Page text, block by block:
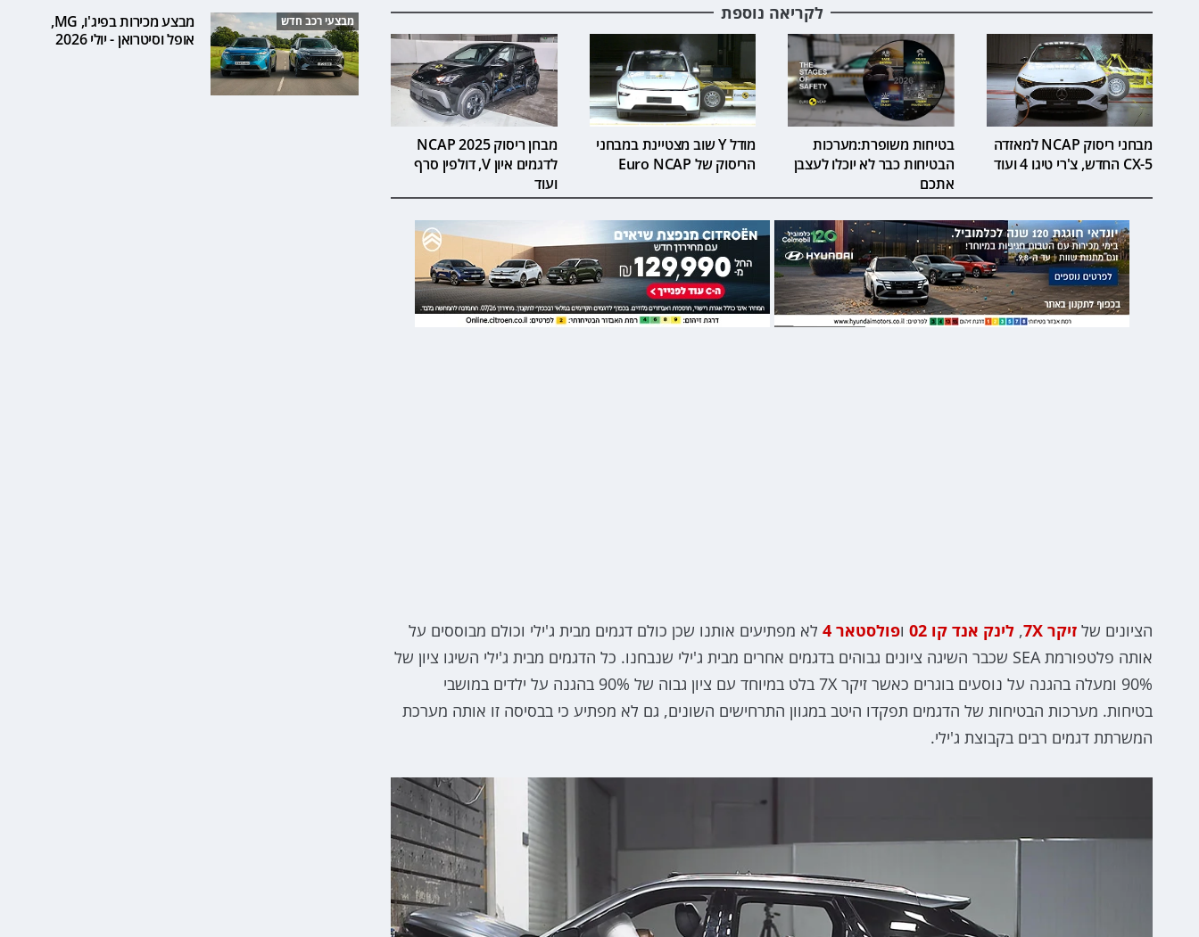
לקריאה נוספת
מבחני ריסוק NCAP למאזדה
CX-5 החדש, צ'רי טיגו 4 ועוד
בטיחות משופרת:מערכות
הבטיחות כבר לא יוכלו לעצבן
אתכם
מודל Y שוב מצטיינת במבחני
הריסוק של Euro NCAP
מבחן ריסוק NCAP 2025
לדגמים איון V, דולפין סרף
ועוד
הציונים של זיקר 7X , לינק אנד קו 02 ופולסטאר 4
לא מפתיעים אותנו שכן כולם דגמים מבית ג'ילי וכולם מבוססים על
אותה פלטפורמת SEA שכבר השיגה ציונים גבוהים בדגמים אחרים מבית ג'ילי שנבחנו. כל הדגמים מבית ג'ילי השיגו ציון של
90% ומעלה בהגנה על נוסעים בוגרים כאשר זיקר 7X בלט במיוחד עם ציון גבוה של 90% בהגנה על ילדים במושבי
בטיחות. מערכות הבטיחות של הדגמים תפקדו היטב במגוון התרחישים השונים, גם לא מפתיע כי בבסיסה זו אותה מערכת
המשרתת דגמים רבים בקבוצת ג'ילי.
מבצעי רכב חדש
מבצע מכירות בפיג'ו, MG,
אופל וסיטרואן - יולי 2026